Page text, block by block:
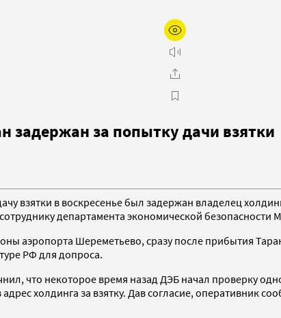
задержан за попытку дачи взятки
взятки в воскресенье был задержан владелец
департамента экономической
аэропорта Шереметьево, сразу после прибытия
РФ для допроса.
что некоторое время назад ДЭБ начал проверку
холдинга за взятку. Дав согласие, оперативник